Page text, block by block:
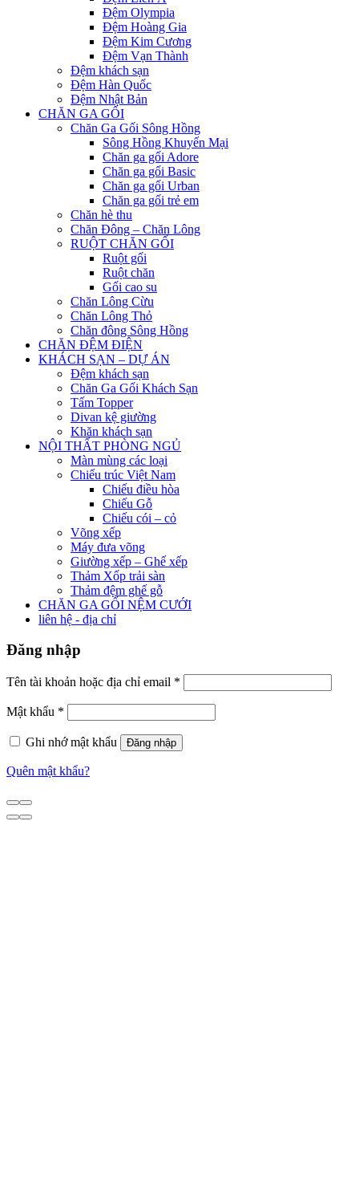
Đệm Olympia
Đệm Hoàng Gia
Đệm Kim Cương
Đệm Vạn Thành
Đệm khách sạn
Đệm Hàn Quốc
Đệm Nhật Bản
CHĂN GA GỐI
Chăn Ga Gối Sông Hồng
Sông Hồng Khuyến Mại
Chăn ga gối Adore
Chăn ga gối Basic
Chăn ga gối Urban
Chăn ga gối trẻ em
Chăn hè thu
Chăn Đông – Chăn Lông
RUỘT CHĂN GỐI
Ruột gối
Ruột chăn
Gối cao su
Chăn Lông Cừu
Chăn Lông Thỏ
Chăn đông Sông Hồng
CHĂN ĐỆM ĐIỆN
KHÁCH SẠN – DỰ ÁN
Đệm khách sạn
Chăn Ga Gối Khách Sạn
Tấm Topper
Divan kệ giường
Khăn khách sạn
NỘI THẤT PHÒNG NGỦ
Màn mùng các loại
Chiếu trúc Việt Nam
Chiếu điều hòa
Chiếu Gỗ
Chiếu cói – cỏ
Võng xếp
Máy đưa võng
Giường xếp – Ghế xếp
Thảm Xốp trải sàn
Thảm đệm ghế gỗ
CHĂN GA GỐI NỆM CƯỚI
liên hệ - địa chỉ
Đăng nhập
Tên tài khoản hoặc địa chỉ email *
Mật khẩu *
Ghi nhớ mật khẩu Đăng nhập
Quên mật khẩu?